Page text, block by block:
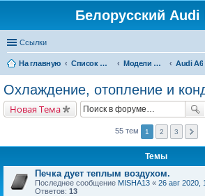
Белорусский Audi
Ссылки
На главную Список форумов Модели Audi Audi A6
Охлаждение, отопление и
Новая Тема
55 тем 1 2 3
Темы
Печка дует теплым воздухом.
Последнее сообщение MISHA13 « 26 авг 2020,
Ответов: 13